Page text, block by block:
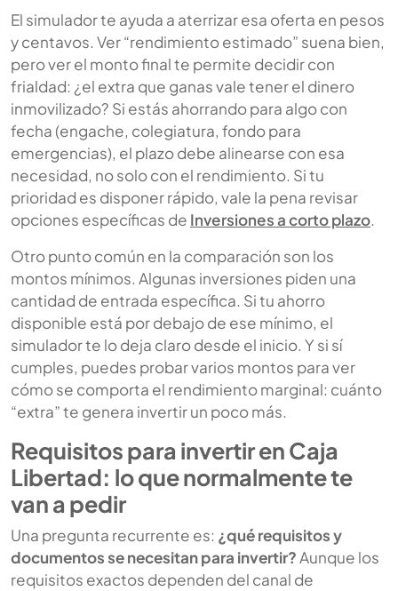
El simulador te ayuda a aterrizar esa oferta en pesos
y centavos. Ver “rendimiento estimado” suena bien,
pero ver el monto final te permite decidir con
frialdad: ¿el extra que ganas vale tener el dinero
inmovilizado? Si estás ahorrando para algo con
fecha (engache, colegiatura, fondo para
emergencias), el plazo debe alinearse con esa
necesidad, no solo con el rendimiento. Si tu
prioridad es disponer rápido, vale la pena revisar
opciones específicas de Inversiones a corto plazo.
Otro punto común en la comparación son los
montos mínimos. Algunas inversiones piden una
cantidad de entrada específica. Si tu ahorro
disponible está por debajo de ese mínimo, el
simulador te lo deja claro desde el inicio. Y si sí
cumples, puedes probar varios montos para ver
cómo se comporta el rendimiento marginal: cuánto
“extra” te genera invertir un poco más.
Requisitos para invertir en Caja
Libertad: lo que normalmente te
van a pedir
Una pregunta recurrente es: ¿qué requisitos y
documentos se necesitan para invertir?Aunque los
requisitos exactos dependen del canal de